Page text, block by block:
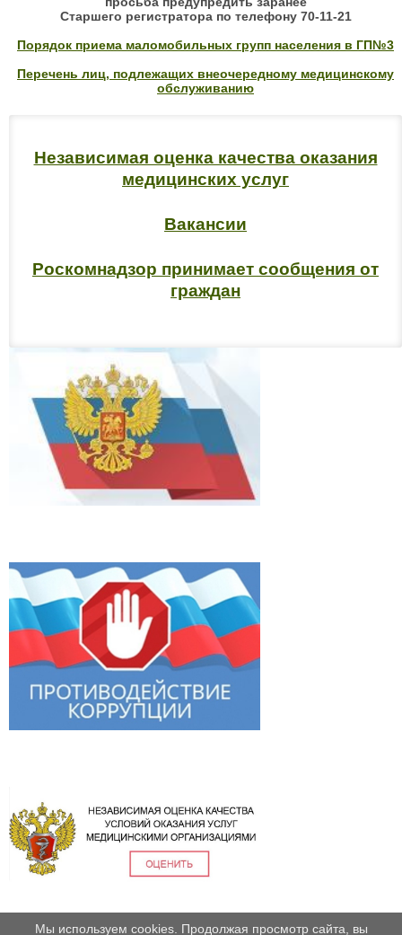
Старшего регистратора по телефону 70-11-21
Порядок приема маломобильных групп населения в ГП№3
Перечень лиц, подлежащих внеочередному медицинскому
обслуживанию
Независимая оценка качества оказания
медицинских услуг
Вакансии
Роскомнадзор принимает сообщения от
граждан
Мы используем cookies. Продолжая просмотр сайта, вы